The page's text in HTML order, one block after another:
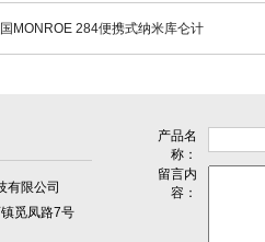
MONROE 284便携式纳米库仑计
有限公司
觅凤路7号
产品名
称：
留言内
容：